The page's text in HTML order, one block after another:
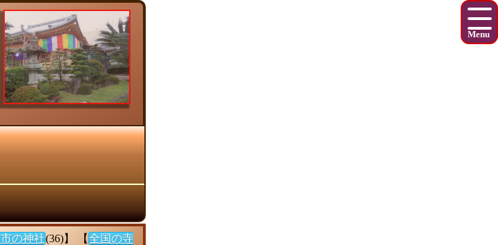
の神社(36)】 【 全国の寺